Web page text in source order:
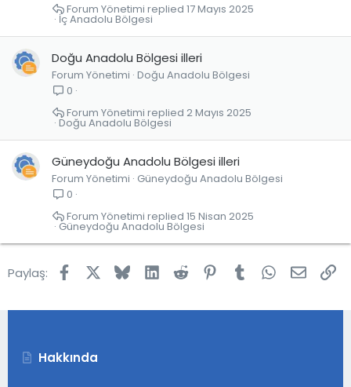
İç Anadolu Bölgesi
17 Mayıs 2025
Forum Yönetimi
Doğu Anadolu Bölgesi illeri
Forum Yönetimi Doğu Anadolu Bölgesi
0
Doğu Anadolu Bölgesi
2 Mayıs 2025
Forum Yönetimi
Güneydoğu Anadolu Bölgesi illeri
Forum Yönetimi Güneydoğu Anadolu Bölgesi
0
Güneydoğu Anadolu Bölgesi
15 Nisan 2025
Forum Yönetimi
Paylaş: FacebookBlueskyLinkedInReddit Pinterest
Tumblr WhatsApp
E-
Hakkında